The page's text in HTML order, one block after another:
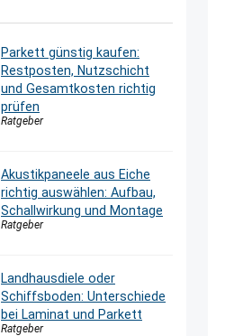
Parkett günstig kaufen:
Restposten, Nutzschicht
und Gesamtkosten richtig
prüfen
Ratgeber
Akustikpaneele aus Eiche
richtig auswählen: Aufbau,
Schallwirkung und Montage
Ratgeber
Landhausdiele oder
Schiffsboden: Unterschiede
bei Laminat und Parkett
Ratgeber